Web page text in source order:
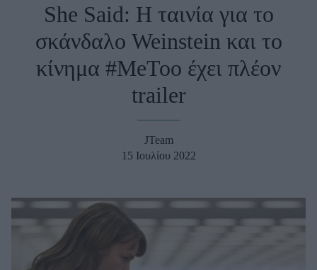
Fashion
Shopping
Styling Tips
Fashion News
Beauty News
Well being
She Said: Η ταινία για το
σκάνδαλο Weinstein και το
κίνημα #MeToo έχει πλέον
trailer
JTeam
15 Ιουλίου 2022